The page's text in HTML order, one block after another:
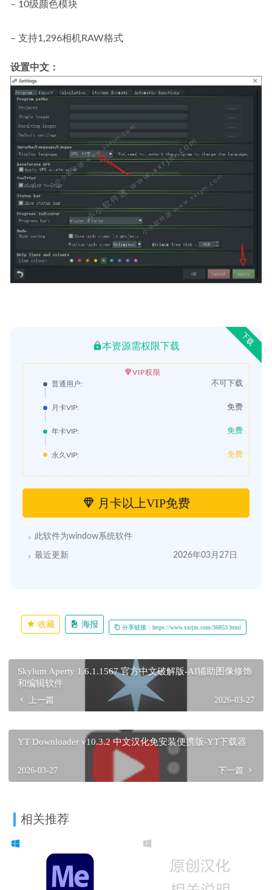
– 10级颜色模块
– 支持1,296相机RAW格式
设置中文：
下载
本资源需权限下载
VIP权限
普通用户:
不可下载
月卡VIP: 免费
年卡VIP: 免费
永久VIP: 免费
月卡以上VIP免费
此软件为window系统软件
最近更新 2026年03月27日
收藏 海报 分享链接：https://www.xxrjm.com/36853.html
Skylum Aperty 1.6.1.1567 官方中文破解版-AI辅助图像修饰
和编辑软件
上一篇 2026-03-27
YT Downloader v10.3.2 中文汉化免安装便携版-YT下载器
2026-03-27 下一篇
相关推荐